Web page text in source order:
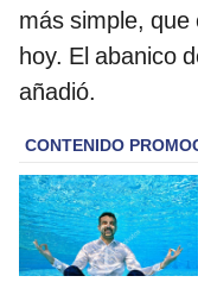
más simple,
hoy. El abanico
añadió.